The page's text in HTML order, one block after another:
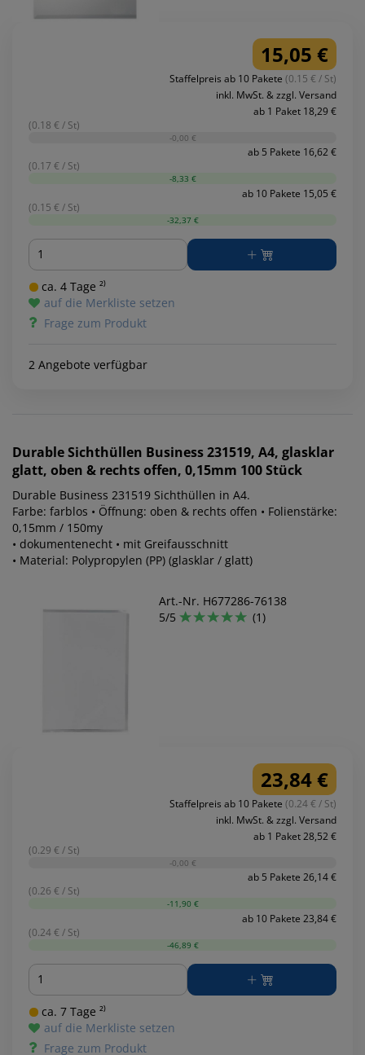
15,05 €
Staffelpreis ab 10 Pakete (0.15 € / St)
inkl. MwSt. & zzgl. Versand
ab 1 Paket 18,29 €
(0.18 € / St)
-0,00 €
ab 5 Pakete 16,62 €
(0.17 € / St)
-8,33 €
ab 10 Pakete 15,05 €
(0.15 € / St)
-32,37 €
Menge
ca. 4 Tage ²⁾
auf die Merkliste setzen
Frage zum Produkt
2 Angebote verfügbar
DurableSichthüllen Business 231519, A4, glasklar
glatt, oben & rechts offen, 0,15mm 100 Stück
Durable Business 231519 Sichthüllen in A4.
Farbe: farblos • Öffnung: oben & rechts offen • Folienstärke:
0,15mm / 150my
• dokumentenecht • mit Greifausschnitt
• Material: Polypropylen (PP) (glasklar / glatt)
Art.-Nr. H677286-76138
5/5
(1)
23,84 €
Staffelpreis ab 10 Pakete (0.24 € / St)
inkl. MwSt. & zzgl. Versand
ab 1 Paket 28,52 €
(0.29 € / St)
-0,00 €
ab 5 Pakete 26,14 €
(0.26 € / St)
-11,90 €
ab 10 Pakete 23,84 €
(0.24 € / St)
-46,89 €
Menge
ca. 7 Tage ²⁾
auf die Merkliste setzen
Frage zum Produkt